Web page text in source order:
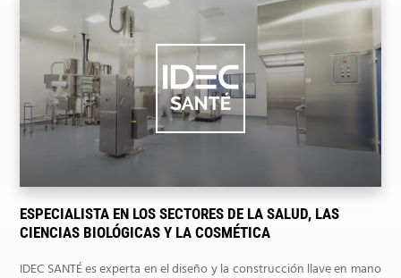
ESPECIALISTA EN LOS SECTORES DE LA SALUD, LAS
CIENCIAS BIOLÓGICAS Y LA COSMÉTICA
IDEC SANTÉ es experta en el diseño y la construcción llave en mano